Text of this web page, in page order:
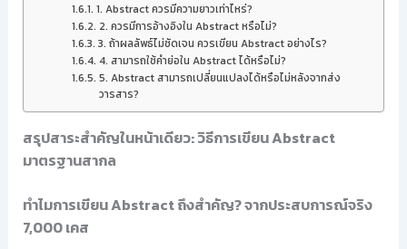
1. Abstract ควรมีความยาวเท่าไหร่?
2. ควรมีการอ้างอิงใน Abstract หรือไม่?
3. ถ้าผลลัพธ์ไม่ชัดเจน ควรเขียน Abstract อย่างไร?
4. สามารถใช้คำย่อใน Abstract ได้หรือไม่?
5. Abstract สามารถเปลี่ยนแปลงได้หรือไม่หลังจากส่ง
วารสาร?
สรุปสาระสำคัญในหน้าเดียว: วิธีการเขียน Abstract
มาตรฐานสากล
ทำไมการเขียน Abstract ถึงสำคัญ? จากประสบการณ์จริง
7,000 เคส